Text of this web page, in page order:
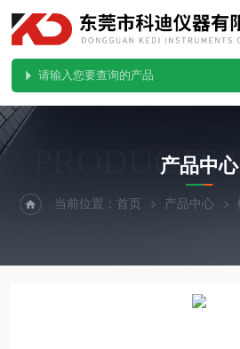
PRODUCTS
产品中心
当前位置：首页 产品中心